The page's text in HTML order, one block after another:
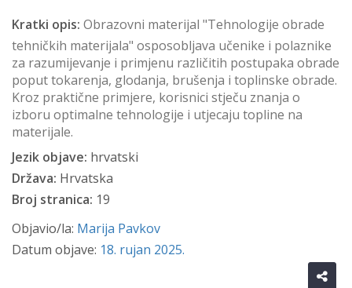
Kratki opis: Obrazovni materijal "Tehnologije obrade
tehničkih materijala" osposobljava učenike i polaznike
za razumijevanje i primjenu različitih postupaka obrade
poput tokarenja, glodanja, brušenja i toplinske obrade.
Kroz praktične primjere, korisnici stječu znanja o
izboru optimalne tehnologije i utjecaju topline na
materijale.
Jezik objave: hrvatski
Država: Hrvatska
Broj stranica: 19
Objavio/la: Marija Pavkov
Datum objave: 18. rujan 2025.